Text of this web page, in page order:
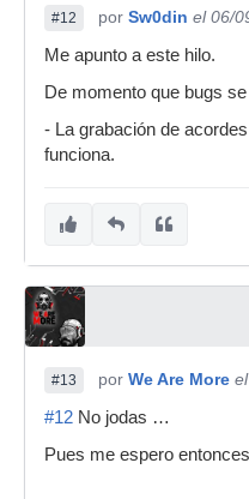
#12 por Sw0din el 06/
Me apunto a este hilo.
De momento que bugs
- La grabación de
funciona.
#13 por We Are More
#12 No jodas …
Pues me espero entonces